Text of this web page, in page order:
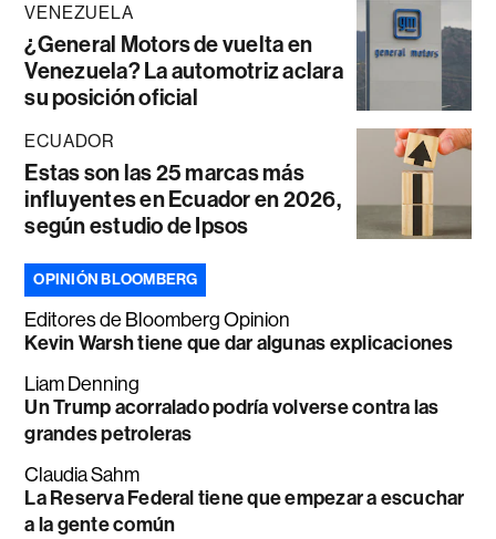
VENEZUELA
¿General Motors de vuelta en
Venezuela? La automotriz aclara
su posición oficial
ECUADOR
Estas son las 25 marcas más
influyentes en Ecuador en 2026,
según estudio de Ipsos
OPINIÓN BLOOMBERG
Editores de Bloomberg Opinion
Kevin Warsh tiene que dar algunas explicaciones
Liam Denning
Un Trump acorralado podría volverse contra las
grandes petroleras
Claudia Sahm
La Reserva Federal tiene que empezar a escuchar
a la gente común